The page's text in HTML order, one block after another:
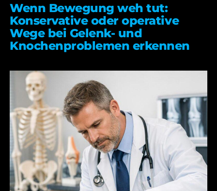
Wenn Bewegung weh tut:
Konservative oder operative
Wege bei Gelenk- und
Knochenproblemen erkennen